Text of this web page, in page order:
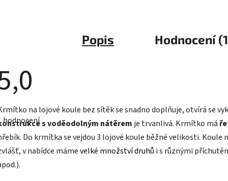
Popis Hodnocení
hodnocení
na lojové koule bez sítěk se snadno doplňuje, otvírá se
s voděodolným nátěrem je trvanlivá. Krmítko má
Do krmítka se vejdou 3 lojové koule běžné velikosti.
v nabídce mámevelké množství druhů i s různými